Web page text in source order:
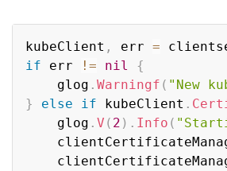
kubeClient , err =
if err != nil
{
	glog
. Warningf ( "New
}
else if kubeClient .
	glog
. V ( 2 ) . Info (